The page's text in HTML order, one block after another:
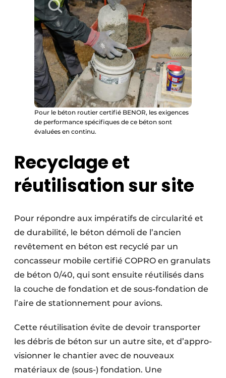
Pour le béton routier certifié BENOR, les exigences
de performance spécifiques de ce béton sont
évaluées en continu.
Recyclage et
réutilisation sur site
Pour répondre aux impératifs de circularité et
de durabilité, le béton démoli de l’ancien
revêtement en béton est recyclé par un
concasseur mobile certifié COPRO en granulats
de béton 0/40, qui sont ensuite réutilisés dans
la couche de fondation et de sous-fondation de
l’aire de stationnement pour avions.
Cette réutilisation évite de devoir transporter
les débris de béton sur un autre site, et d’appro­
visionner le chantier avec de nouveaux
matériaux de (sous-) fondation. Une